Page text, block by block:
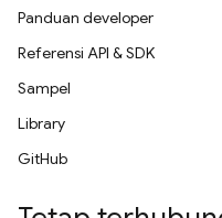
Panduan developer
Referensi API & SDK
Sampel
Library
GitHub